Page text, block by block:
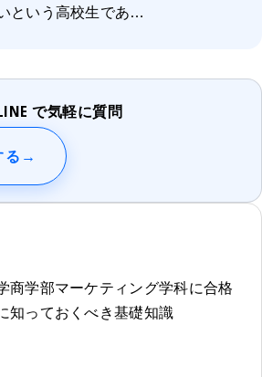
という高校生であ…
で気軽に質問
→
商学部マーケティング学科に合格
知っておくべき基礎知識